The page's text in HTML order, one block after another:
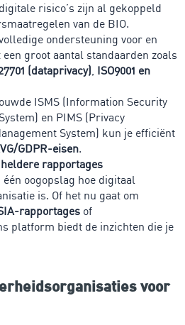
risico’s zijn al gekoppeld
van de BIO.
ondersteuning voor en
groot aantal standaarden zoals
(dataprivacy), ISO9001 en
ISMS (Information Security
en PIMS (Privacy
System) kun je efficiënt
GDPR-eisen.
rapportages
oogopslag hoe digitaal
is. Of het nu gaat om
rapportages of
platform biedt de inzichten die je
voor